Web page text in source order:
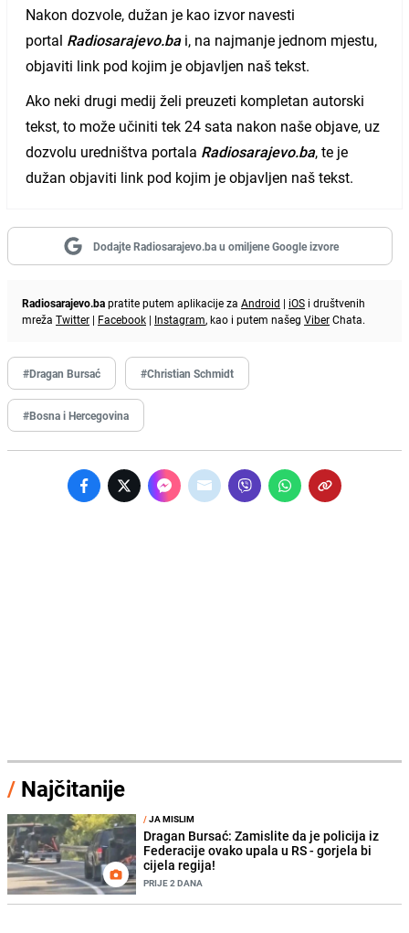
Nakon dozvole, dužan je kao izvor navesti
portal Radiosarajevo.bai, na najmanje jednom mjestu,
objaviti link pod kojim je objavljen naš tekst.
Ako neki drugi medij želi preuzeti kompletan autorski
tekst, to može učiniti tek 24 sata nakon naše objave, uz
dozvolu uredništva portala Radiosarajevo.ba, te je
dužan objaviti link pod kojim je objavljen naš tekst.
Dodajte Radiosarajevo.ba u omiljene Google izvore
Radiosarajevo.bapratite putem aplikacije za Android | iOS i društvenih
mreža Twitter | Facebook | Instagram, kao i putem našeg ViberChata.
#Dragan Bursać #Christian Schmidt
#Bosna i Hercegovina
/ Najčitanije
/JA MISLIM
Dragan Bursać: Zamislite da je policija iz
Federacije ovako upala u RS - gorjela bi
cijela regija!
PRIJE 2 DANA